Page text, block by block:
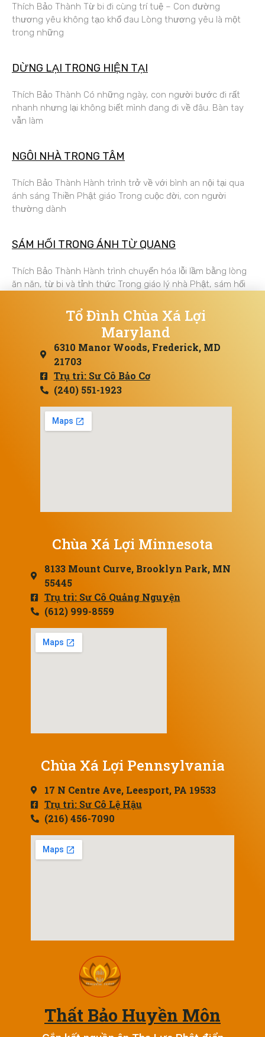
Thích Bảo Thành Từ bi đi cùng trí tuệ – Con đường
thương yêu không tạo khổ đau Lòng thương yêu là một
trong những
DỪNG LẠI TRONG HIỆN TẠI
Thích Bảo Thành Có những ngày, con người bước đi rất
nhanh nhưng lại không biết mình đang đi về đâu. Bàn tay
vẫn làm
NGÔI NHÀ TRONG TÂM
Thích Bảo Thành Hành trình trở về với bình an nội tại qua
ánh sáng Thiền Phật giáo Trong cuộc đời, con người
thường dành
SÁM HỐI TRONG ÁNH TỪ QUANG
Thích Bảo Thành Hành trình chuyển hóa lỗi lầm bằng lòng
ăn năn, từ bi và tỉnh thức Trong giáo lý nhà Phật, sám hối
Tổ Đình Chùa Xá Lợi
Maryland
6310 Manor Woods, Frederick, MD
21703
Trụ trì: Sư Cô Bảo Cơ
(240) 551-1923
Chùa Xá Lợi Minnesota
8133 Mount Curve, Brooklyn Park, MN
55445
Trụ trì: Sư Cô Quảng Nguyện
(612) 999-8559
Chùa Xá Lợi Pennsylvania
17 N Centre Ave, Leesport, PA 19533
Trụ trì: Sư Cô Lệ Hậu
(216) 456-7090
Thất Bảo Huyền Môn